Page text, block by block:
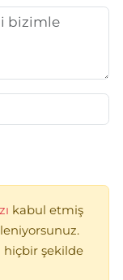
kabul etmiş
hiçbir şekilde